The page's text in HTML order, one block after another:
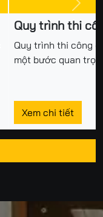
Quy trình thi
Quy trình thi công
một bước quan
Xem chi tiết
Next